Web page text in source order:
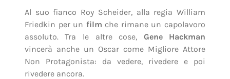
Al suo fianco Roy Scheider, alla regia William
Friedkin per un film che rimane un capolavoro
assoluto. Tra le altre cose, Gene Hackman
vincerà anche un Oscar come Migliore Attore
Non Protagonista: da vedere, rivedere e poi
rivedere ancora.